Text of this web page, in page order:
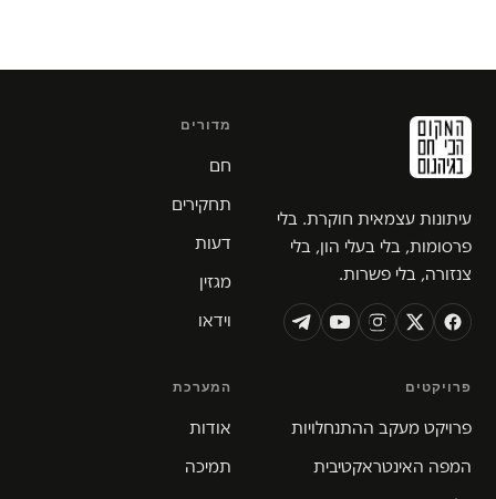
עיתונות עצמאית חוקרת. בלי
פרסומות, בלי בעלי הון, בלי
צנזורה, בלי פשרות.
מדורים
חם
תחקירים
דעות
מגזין
וידאו
פרויקטים
פרויקט מעקב ההתנחלויות
המפה האינטראקטיבית
המערכת
אודות
תמיכה